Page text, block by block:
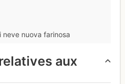
nuova farinosa
aux